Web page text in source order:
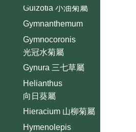
Guizotia 小油菊屬
Gymnanthemum
Gymnocoronis
光冠水菊屬
Gynura 三七草屬
Helianthus
向日葵屬
Hieracium 山柳菊屬
Hymenolepis